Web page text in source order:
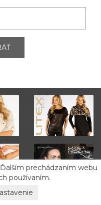
prechádzaním webu
používaním.